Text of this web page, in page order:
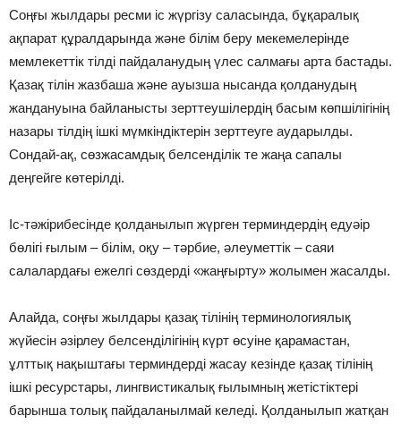
Соңғы жылдары ресми іс жүргізу саласында, бұқаралық
ақпарат құралдарында және білім беру мекемелерінде
мемлекеттік тілді пайдаланудың үлес салмағы арта бастады.
Қазақ тілін жазбаша және ауызша нысанда қолданудың
жандануына байланысты зерттеушілердің басым көпшілігінің
назары тілдің ішкі мүмкіндіктерін зерттеуге аударылды.
Сондай-ақ, сөзжасамдық белсенділік те жаңа сапалы
деңгейге көтерілді.
Іс-тәжірибесінде қолданылып жүрген терминдердің едуәір
бөлігі ғылым – білім, оқу – тәрбие, әлеуметтік – саяи
салалардағы ежелгі сөздерді «жаңғырту» жолымен жасалды.
Алайда, соңғы жылдары қазақ тілінің терминологиялық
жүйесін әзірлеу белсенділігінің күрт өсуіне қарамастан,
ұлттық нақыштағы терминдерді жасау кезінде қазақ тілінің
ішкі ресурстары, лингвистикалық ғылымның жетістіктері
барынша толық пайдаланылмай келеді. Қолданылып жатқан